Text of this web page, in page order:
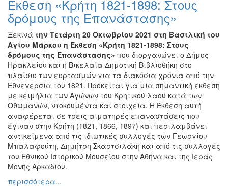
Ζωγραφική
Φωτογραφία
Τραγούδι
Μουσική
Κινηματογράφος
Χορός
Θέατρο
Παζάρι
Ειδών
Συνέδρια
Ημερίδες
-
Έκθεση «Κρήτη 1821-1898: Στους
δρόμους της Επανάστασης»
Ξεκινά την Τετάρτη 20 Οκτωβρίου 2021 στη Βασιλική του
Αγίου Μάρκου η Έκθεση «Κρήτη 1821-1898: Στους
δρόμους της Επανάστασης» που διοργανώνει ο Δήμος
Ηρακλείου και η Βικελαία Δημοτική Βιβλιοθήκη στο
πλαίσιο των εορτασμών για τα διακόσια χρόνια από την
Εθνεγερσία του 1821. Πρόκειται για μία σημαντική έκθεση
με κειμήλια των Αγώνων του Κρητικού λαού κατά των
Οθωμανών, ντοκουμέντα και στοιχεία. Η Έκθεση αυτή
αναφέρεται σε τρεις αιματηρές επαναστάσεις που
έγιναν στην Κρήτη (1821, 1866, 1897) και περιλαμβάνει
αντικείμενα από τις ιδιωτικές συλλογές των Γεωργίου
Μπαλαφούτη, Δημήτρη Σκαρτσιλάκη και από τις συλλογές
του Εθνικού Ιστορικού Μουσείου στην Αθήνα και της Ιεράς
Μονής Αρκαδίου.
περισσότερα...